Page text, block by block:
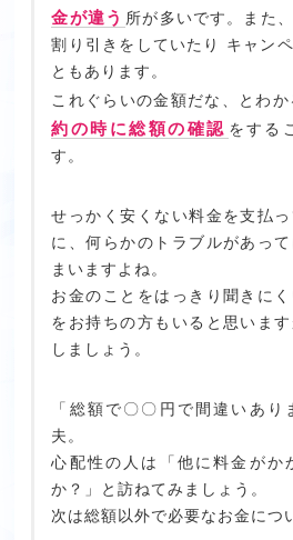
金が違う 所が多いです。また
割り引きをしていたり キャン
ともあります。
これぐらいの金額だな、とわか
約の時に総額の確認 をする
す。
せっかく安くない料金を支払
に、何らかのトラブルがあっ
まいますよね。
お金のことをはっきり聞きに
をお持ちの方もいると思いま
しましょう。
「総額で〇〇円で間違いあり
夫。
心配性の人は「他に料金がか
か？」と訪ねてみましょう。
次は総額以外で必要なお金につ